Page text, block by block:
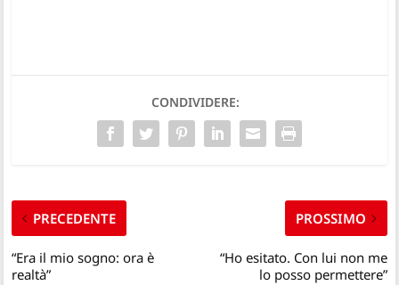
CONDIVIDERE:
PRECEDENTE
“Era il mio sogno: ora è
realtà”
PROSSIMO
“Ho esitato. Con lui non me
lo posso permettere”